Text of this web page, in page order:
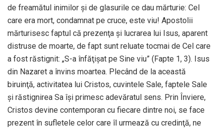
de freamătul inimilor și de glasurile ce dau mărturie: Cel
care era mort, condamnat pe cruce, este viu! Apostolii
mărturisesc faptul că prezenţa și lucrarea lui Isus, aparent
distruse de moarte, de fapt sunt reluate tocmai de Cel care
a fost răstignit: „S-a înfăţișat pe Sine viu” (Fapte 1, 3). Isus
din Nazaret a învins moartea. Plecând de la această
biruinţă, activitatea lui Cristos, cuvintele Sale, faptele Sale
și răstignirea Sa își primesc adevăratul sens. Prin Înviere,
Cristos devine contemporan cu fiecare dintre noi, se face
prezent în sufletele celor care îl urmează cu credinţă, ne